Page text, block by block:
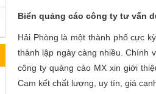
Biển quảng cáo công ty tư vấn
Hải Phòng là một thành phố cực
thành lập ngày càng nhiều. Chính
công ty quảng cáo MX xin giới
Cam kết chất lượng, uy tín, giá